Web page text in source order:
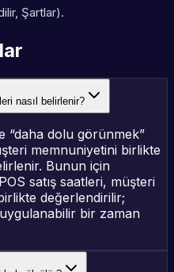
Şartlar).
nasıl belirlenir?
“daha dolu görünmek”
memnuniyetini birlikte
Bunun için
satış saatleri, müşteri
değerlendirilir;
uygulanabilir bir zaman